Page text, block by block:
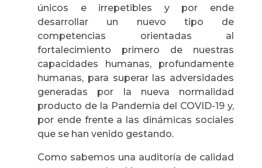
únicos e irrepetibles y por ende
desarrollar un nuevo tipo de
competencias orientadas al
fortalecimiento primero de nuestras
capacidades humanas, profundamente
humanas, para superar las adversidades
generadas por la nueva normalidad
producto de la Pandemia del COVID-19 y,
por ende frente a las dinámicas sociales
que se han venido gestando.
Como sabemos una auditoría de calidad